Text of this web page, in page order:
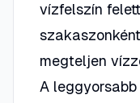
vízfelszín
megteljen
A